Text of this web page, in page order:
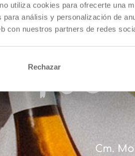
utiliza cookies para ofrecerte una
para análisis y personalización de
con nuestros partners de redes
Rechazar
Cm.